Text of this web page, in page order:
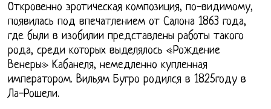
Откровенно эротическая композиция, по-видимому,
появилась под впечатлением от Салона 1863 года,
где были в изобилии представлены работы такого
рода, среди которых выделялось «Рождение
Венеры» Кабанеля, немедленно купленная
императором. Вильям Бугро родился в 1825году в
Ла-Рошели.